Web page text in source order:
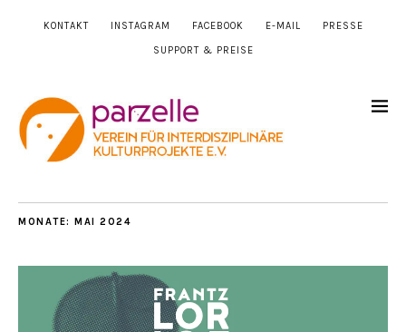
KONTAKT INSTAGRAM FACEBOOK E-MAIL PRESSE
SUPPORT & PREISE
MONATE: MAI 2024